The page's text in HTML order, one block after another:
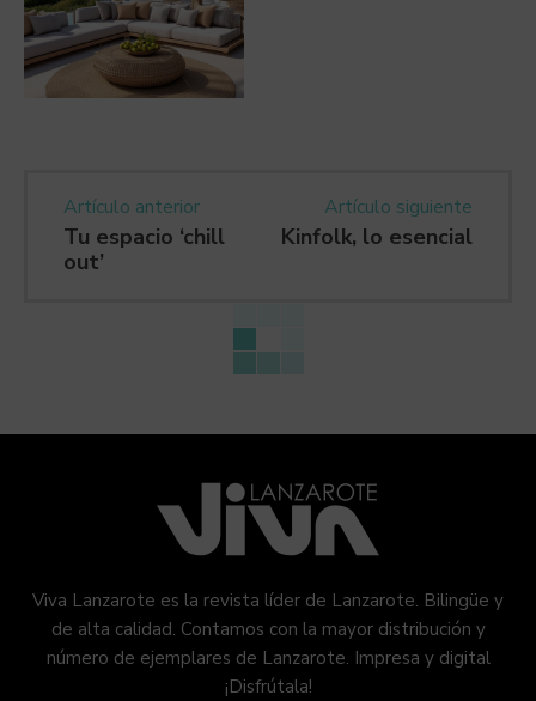
Artículo anterior
Tu espacio ‘chill
out’
Artículo siguiente
Kinfolk, lo esencial
Viva Lanzarote es la revista líder de Lanzarote. Bilingüe y
de alta calidad. Contamos con la mayor distribución y
número de ejemplares de Lanzarote. Impresa y digital
¡Disfrútala!